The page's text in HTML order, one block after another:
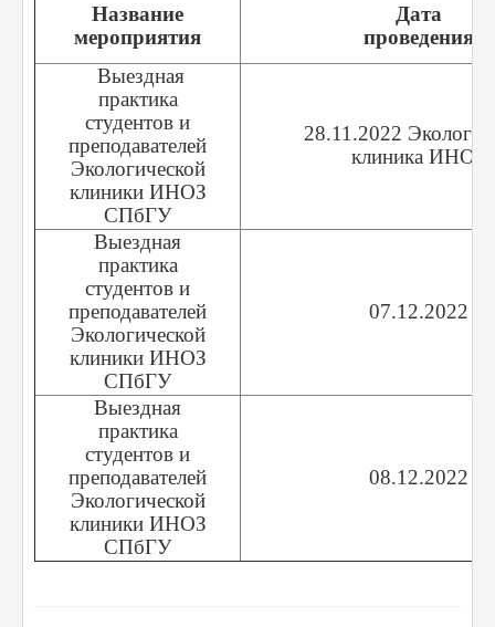
Название
мероприятия
Дата
проведения
Выездная
практика
студентов и
преподавателей
Экологической
клиники ИНОЗ
СПбГУ
28.11.2022
клиника ИНОЗ
Выездная
практика
студентов и
преподавателей
Экологической
клиники ИНОЗ
СПбГУ
07.12.2022
Выездная
практика
студентов и
преподавателей
Экологической
клиники ИНОЗ
СПбГУ
08.12.2022